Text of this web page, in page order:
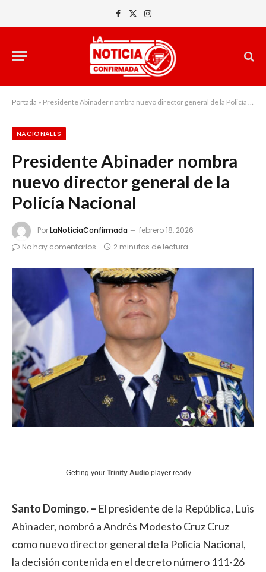
Facebook
X
Instagram
Portada » Presidente Abinader nombra nuevo director general de la Policía Nacional
NACIONALES
Presidente Abinader nombra
nuevo director general de la
Policía Nacional
PorLaNoticiaConfirmada
febrero 18, 2026
No hay comentarios
2 minutos de lectura
Getting your Trinity Audio player ready...
Santo Domingo. – El presidente de la República, Luis
Abinader, nombró a Andrés Modesto Cruz Cruz
como nuevo director general de la Policía Nacional,
la decisión contenida en el decreto número 111-26